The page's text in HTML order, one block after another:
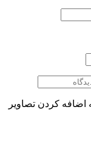
اضافه کردن تصاویر